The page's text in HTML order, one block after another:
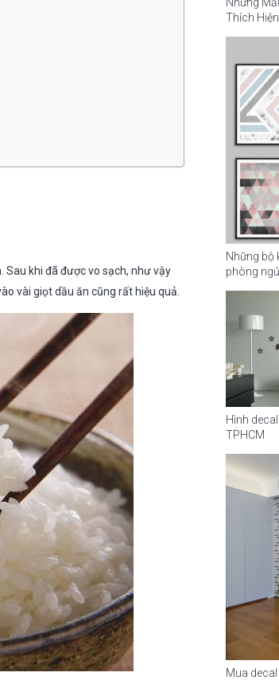
khi đã được vo sạch, như vậy
vài giọt dầu ăn cũng rất hiệu quả.
Những
Thích
Những bộ
phòng ngủ
Hình
TPHCM
Mua